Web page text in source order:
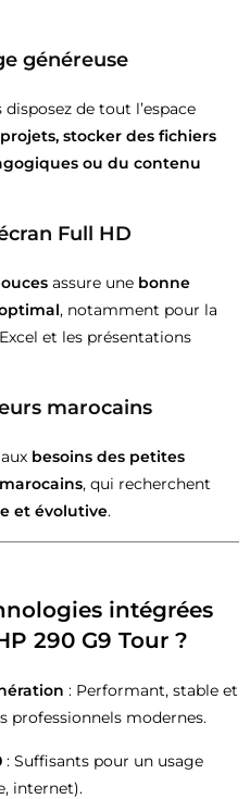
généreuse
disposez de tout l’espace
stocker des fichiers
ou du contenu
Full HD
assure une bonne
, notamment pour la
et les présentations
marocains
besoins des petites
, qui recherchent
et évolutive.
intégrées
290 G9 Tour ?
: Performant, stable et
professionnels modernes.
: Suffisants pour un usage
internet).